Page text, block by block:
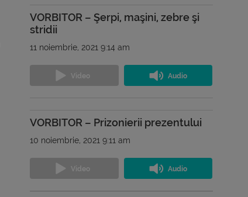
VORBITOR – Şerpi, maşini, zebre şi
stridii
11 noiembrie, 2021 9:14 am
VORBITOR – Prizonierii prezentului
10 noiembrie, 2021 9:11 am